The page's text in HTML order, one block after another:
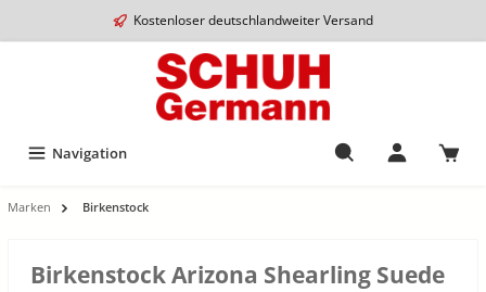
Kostenloser deutschlandweiter Versand
Navigation
Marken Birkenstock
Birkenstock Arizona Shearling Suede